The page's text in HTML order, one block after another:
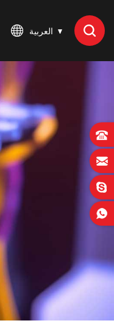
العربية